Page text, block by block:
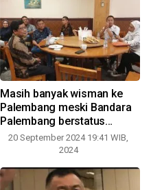
Masih banyak wisman ke
Palembang meski Bandara
Palembang berstatus
domestik
20 September 2024 19:41 WIB,
2024